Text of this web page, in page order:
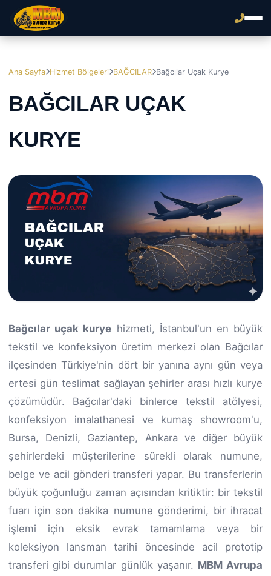
Ana Sayfa Hizmet Bölgeleri BAĞCILAR Bağcılar Uçak Kurye
BAĞCILAR UÇAK
KURYE
Bağcılar uçak kurye hizmeti, İstanbul'un en büyük
tekstil ve konfeksiyon üretim merkezi olan Bağcılar
ilçesinden Türkiye'nin dört bir yanına aynı gün veya
ertesi gün teslimat sağlayan şehirler arası hızlı kurye
çözümüdür. Bağcılar'daki binlerce tekstil atölyesi,
konfeksiyon imalathanesi ve kumaş showroom'u,
Bursa, Denizli, Gaziantep, Ankara ve diğer büyük
şehirlerdeki müşterilerine sürekli olarak numune,
belge ve acil gönderi transferi yapar. Bu transferlerin
büyük çoğunluğu zaman açısından kritiktir: bir tekstil
fuarı için son dakika numune gönderimi, bir ihracat
işlemi için eksik evrak tamamlama veya bir
koleksiyon lansman tarihi öncesinde acil prototip
transferi gibi durumlar günlük yaşanır. MBM Avrupa